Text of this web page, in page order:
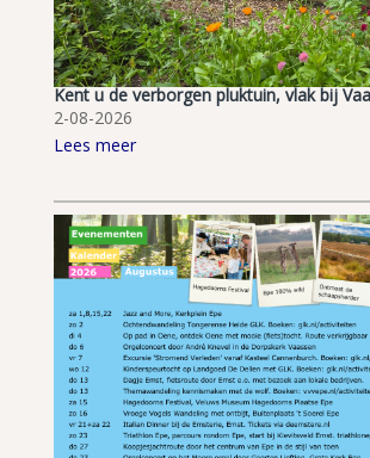
Kent u de verborgen pluktuin, vlak bij
2-08-2026
Lees meer